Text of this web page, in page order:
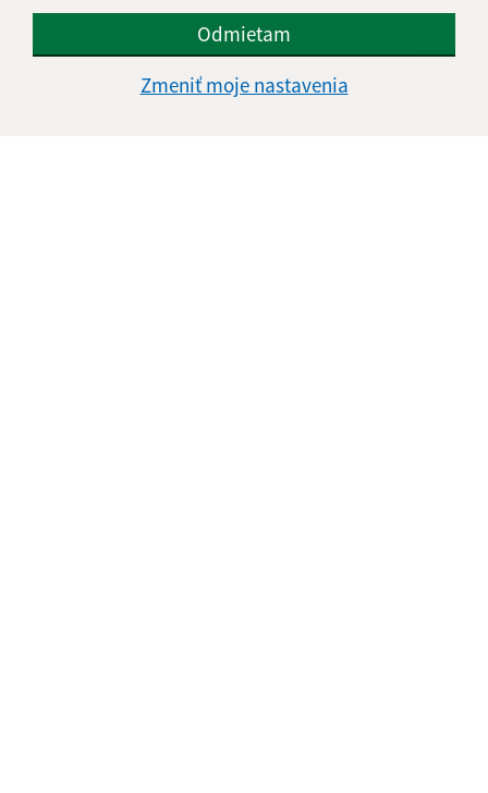
Odmietam
Zmeniť moje nastavenia